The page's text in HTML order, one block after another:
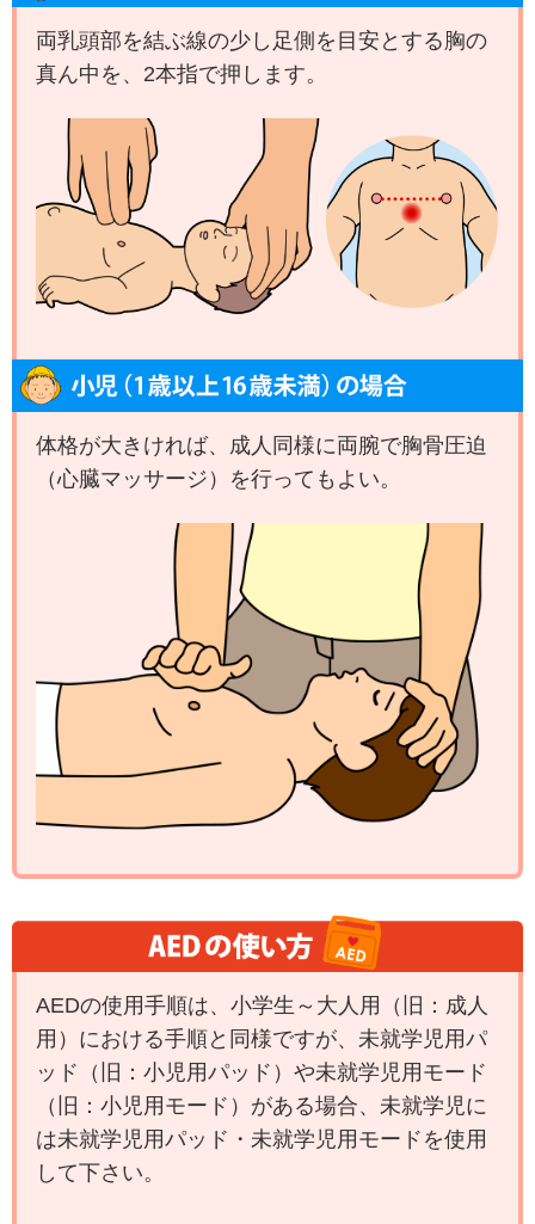
両乳頭部を結ぶ線の少し足側を目安とする胸の
真ん中を、2本指で押します。
体格が大きければ、成人同様に両腕で胸骨圧迫
（心臓マッサージ）を行ってもよい。
AEDの使用手順は、小学生～大人用（旧：成人
用）における手順と同様ですが、未就学児用パ
ッド（旧：小児用パッド）や未就学児用モード
（旧：小児用モード）がある場合、未就学児に
は未就学児用パッド・未就学児用モードを使用
して下さい。